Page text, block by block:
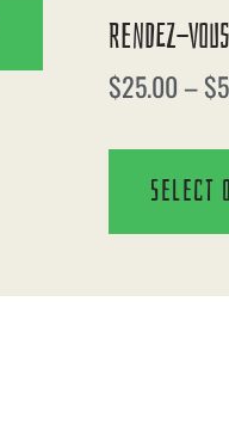
Rendez-
$25.00 –$
Select